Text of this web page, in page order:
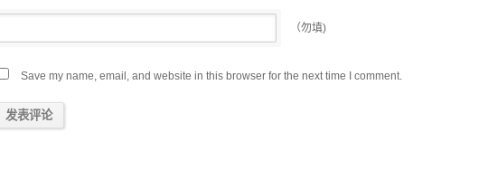
（勿填)
Save my name, email, and website in this browser for the next time I comment.